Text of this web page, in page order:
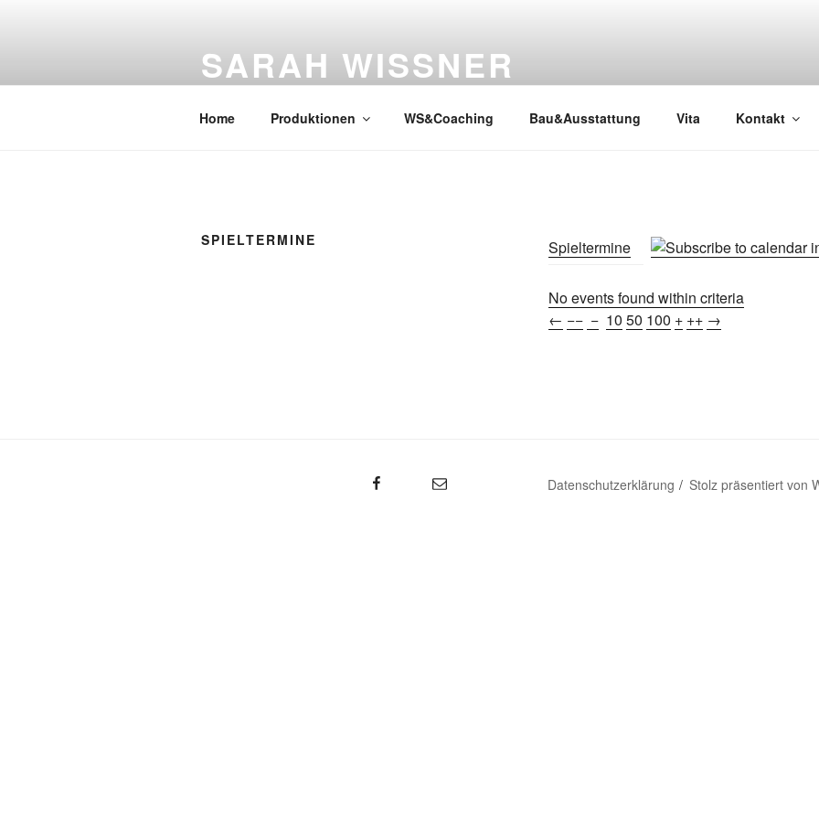
SARAH WISSNER
Home Produktionen WS&Coaching Bau&Ausstattung Vita Kontakt
SPIELTERMINE Spieltermine
No events found within criteria
← −− − 10 50 100 + ++ →
emal Datenschutzerklärung Stolz präsentiert von